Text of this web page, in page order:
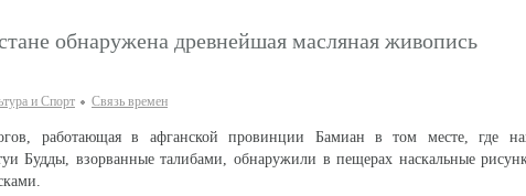
обнаружена древнейшая масляная живопись
и Спорт Связь времен
работающая в афганской провинции Бамиан в том месте, где
Будды, взорванные талибами, обнаружили в пещерах наскальные